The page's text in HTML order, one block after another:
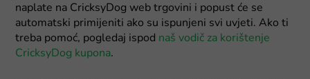
naplate na CricksyDog web trgovini i popust će se
automatski primijeniti ako su ispunjeni svi uvjeti. Ako ti
treba pomoć, pogledaj ispod naš vodič za korištenje
CricksyDog kupona.